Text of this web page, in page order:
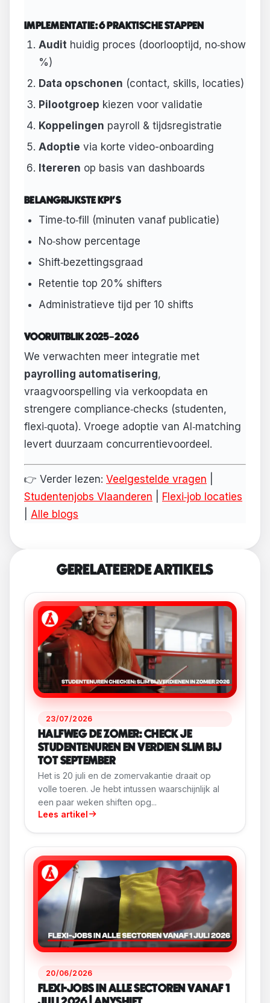
IMPLEMENTATIE: 6 PRAKTISCHE STAPPEN
Audithuidig proces (doorlooptijd, no‑show
%)
Data opschonen (contact, skills, locaties)
Pilootgroep kiezen voor validatie
Koppelingen payroll & tijdsregistratie
Adoptie via korte video-onboarding
Itereren op basis van dashboards
BELANGRIJKSTE KPI’S
Time‑to‑fill (minuten vanaf publicatie)
No‑show percentage
Shift‑bezettingsgraad
Retentie top 20% shifters
Administratieve tijd per 10 shifts
VOORUITBLIK 2025–2026
We verwachten meer integratie met
payrolling automatisering,
vraagvoorspelling via verkoopdata en
strengere compliance‑checks (studenten,
flexi‑quota). Vroege adoptie van AI‑matching
levert duurzaam concurrentievoordeel.
👉 Verder lezen: Veelgestelde vragen
Studentenjobs Vlaanderen
Flexi‑job locaties
Alle blogs
GERELATEERDE ARTIKELS
23/07/2026
HALFWEG DE ZOMER: CHECK JE
STUDENTENUREN EN VERDIEN SLIM BIJ
TOT SEPTEMBER
Het is 20 juli en de zomervakantie draait op
volle toeren. Je hebt intussen waarschijnlijk al
een paar weken shiften opg...
Lees artikel
20/06/2026
FLEXI-JOBS IN ALLE SECTOREN VANAF 1